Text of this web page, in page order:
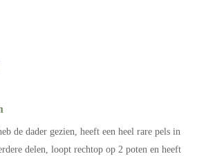
de dader gezien, heeft een heel rare pels in
delen, loopt rechtop op 2 poten en heeft